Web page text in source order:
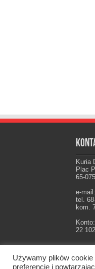
Kuria
Plac
65-
e-
tel.
kom.
22
Używamy plików cookie
preferencje i